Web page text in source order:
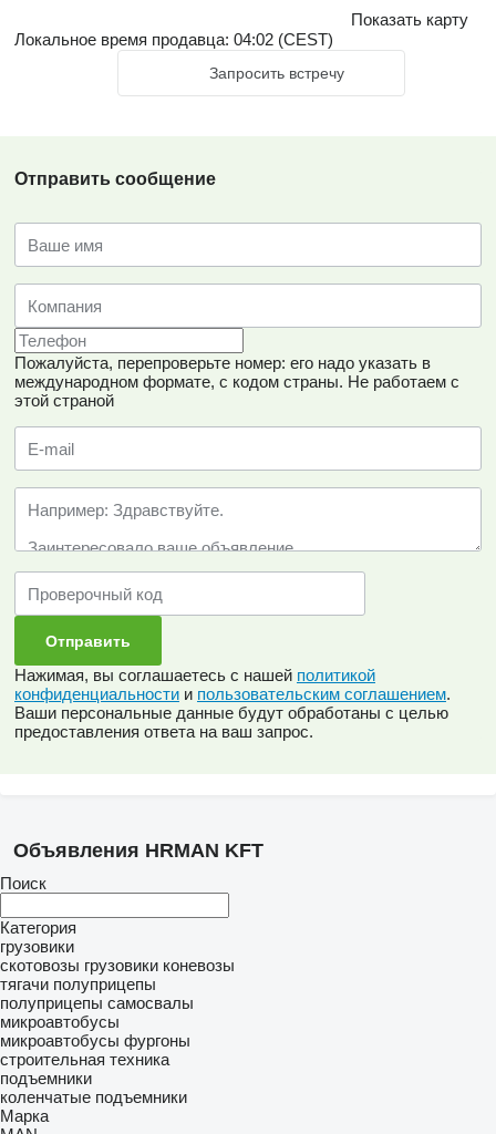
Показать карту
Локальное время продавца: 04:02 (CEST)
Запросить встречу
Отправить сообщение
Пожалуйста, перепроверьте номер: его надо указать в
международном формате, с кодом страны. Не работаем с
этой страной
Нажимая, вы соглашаетесь с нашей политикой
конфиденциальности и пользовательским соглашением.
Ваши персональные данные будут обработаны с целью
предоставления ответа на ваш запрос.
Объявления HRMAN KFT
Поиск
Категория
грузовики
скотовозы грузовики коневозы
тягачи полуприцепы
полуприцепы самосвалы
микроавтобусы
микроавтобусы фургоны
строительная техника
подъемники
коленчатые подъемники
Марка